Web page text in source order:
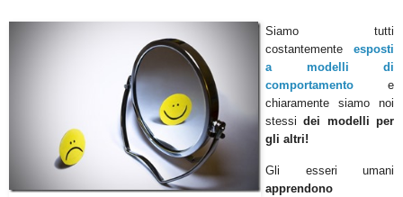
Siamo tutti
costantemente esposti
a modelli di
comportamento e
chiaramente siamo noi
stessidei modelli per
gli altri!
Gli esseri umani
apprendono